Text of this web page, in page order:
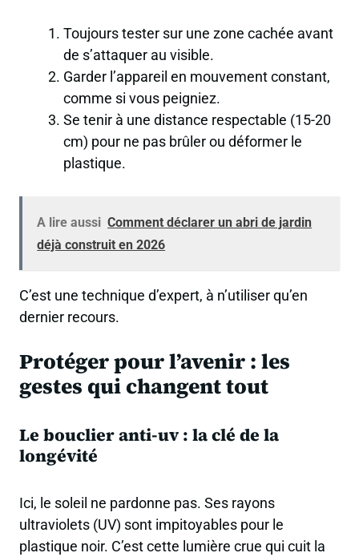
Toujours tester sur une zone cachée avant
de s’attaquer au visible.
Garder l’appareil en mouvement constant,
comme si vous peigniez.
Se tenir à une distance respectable (15-20
cm) pour ne pas brûler ou déformer le
plastique.
A lire aussi Comment déclarer un abri de jardin
déjà construit en 2026
C’est une technique d’expert, à n’utiliser qu’en
dernier recours.
Protéger pour l’avenir : les
gestes qui changent tout
Le bouclier anti-uv : la clé de la
longévité
Ici, le soleil ne pardonne pas. Ses rayons
ultraviolets (UV) sont impitoyables pour le
plastique noir. C’est cette lumière crue qui cuit la